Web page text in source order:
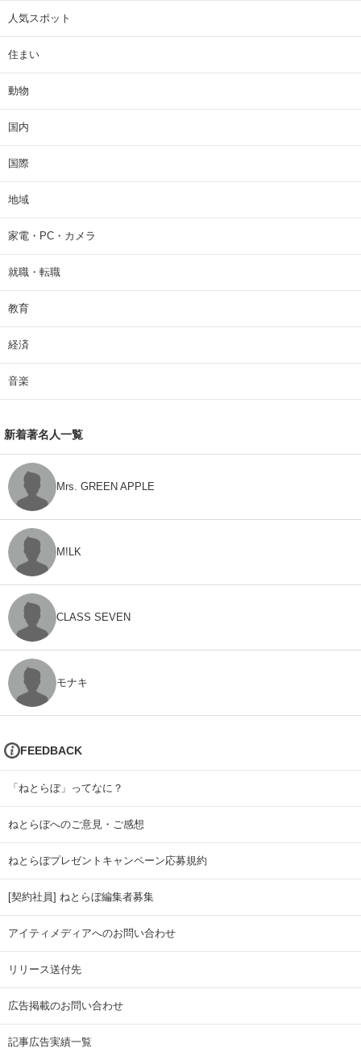
人気スポット
住まい
動物
国内
国際
地域
家電・PC・カメラ
就職・転職
教育
経済
音楽
新着著名人一覧
Mrs. GREEN APPLE
M!LK
CLASS SEVEN
モナキ
FEEDBACK
「ねとらぼ」ってなに？
ねとらぼへのご意見・ご感想
ねとらぼプレゼントキャンペーン応募規約
[契約社員] ねとらぼ編集者募集
アイティメディアへのお問い合わせ
リリース送付先
広告掲載のお問い合わせ
記事広告実績一覧